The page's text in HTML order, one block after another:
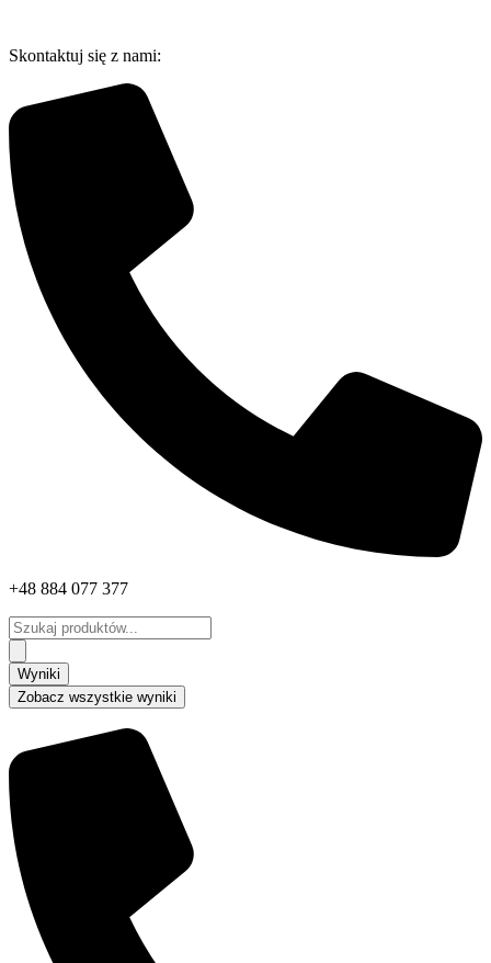
treści
Skontaktuj się z nami:
+48 884 077 377
Search
...
Wyniki
Zobacz wszystkie wyniki